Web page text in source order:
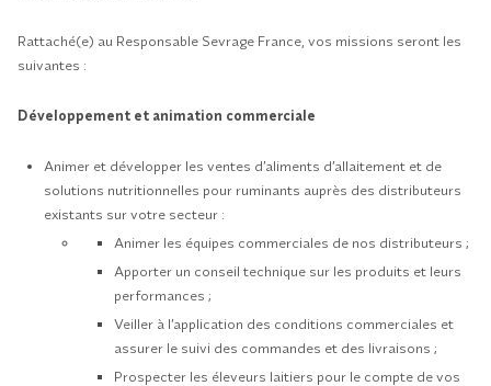
Rattaché(e) au Responsable Sevrage France, vos missions seront les
suivantes :
Développement et animation commerciale
Animer et développer les ventes d’aliments d’allaitement et de
solutions nutritionnelles pour ruminants auprès des distributeurs
existants sur votre secteur :
Animer les équipes commerciales de nos distributeurs ;
Apporter un conseil technique sur les produits et leurs
performances ;
Veiller à l’application des conditions commerciales et
assurer le suivi des commandes et des livraisons ;
Prospecter les éleveurs laitiers pour le compte de vos